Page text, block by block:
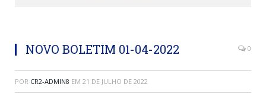
NOVO BOLETIM 01-04-2022 0
POR CR2-ADMIN8 EM 21 DE JULHO DE 2022